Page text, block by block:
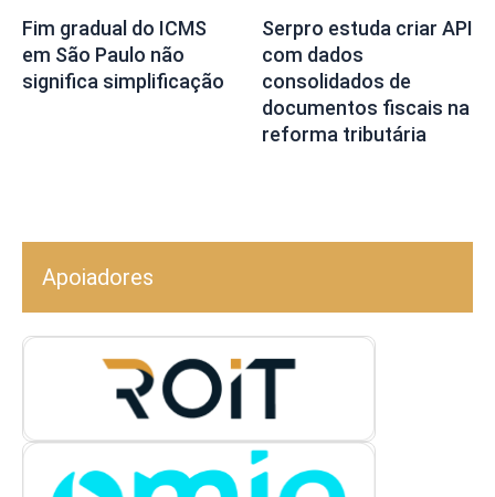
Fim gradual do ICMS
em São Paulo não
significa simplificação
Serpro estuda criar API
com dados
consolidados de
documentos fiscais na
reforma tributária
Apoiadores